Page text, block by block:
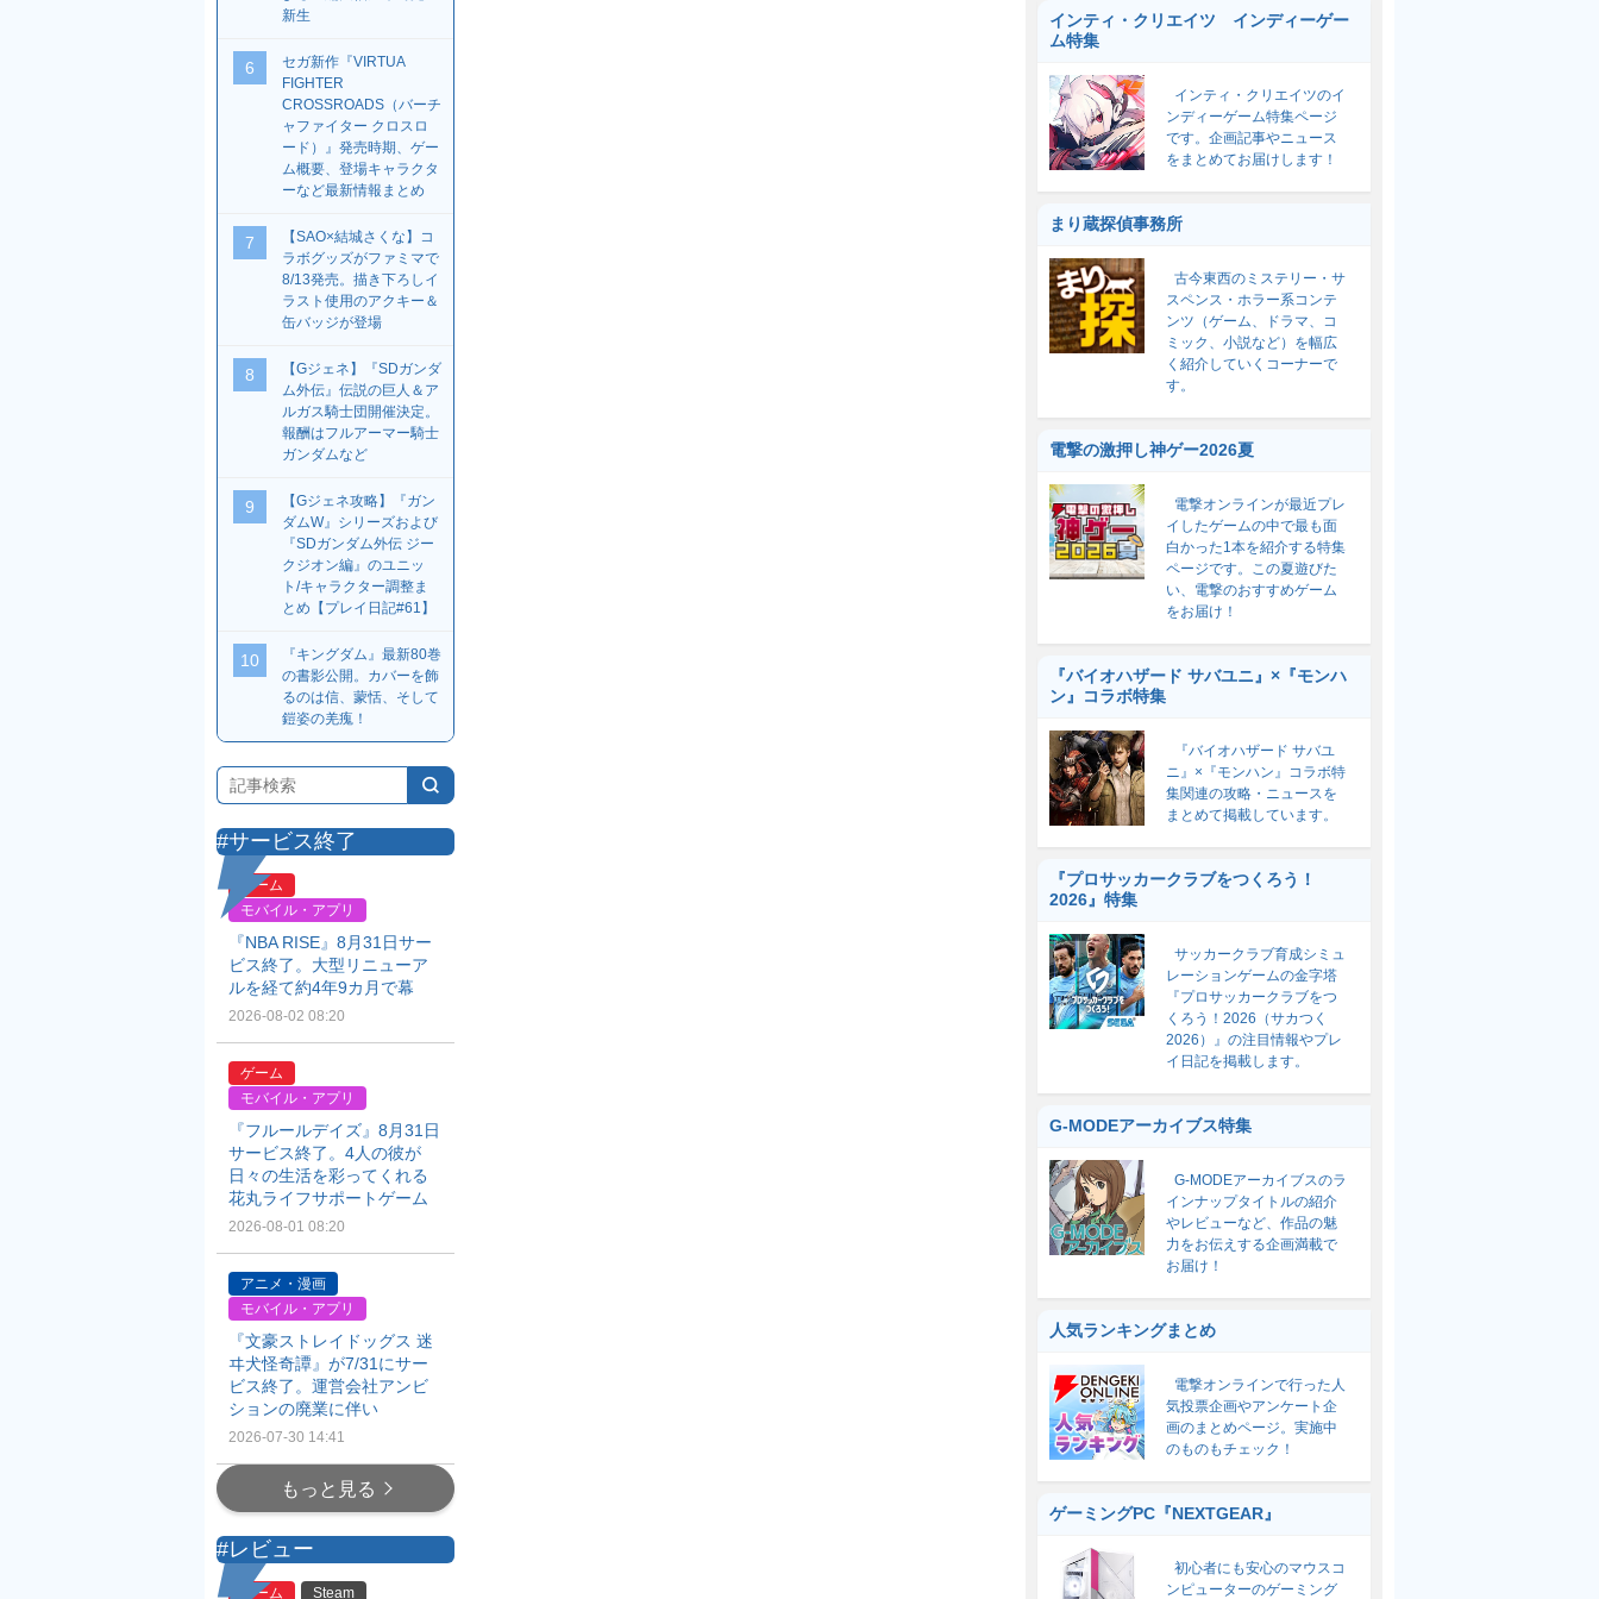
新生
6
セガ新作『VIRTUA
FIGHTER
CROSSROADS（バーチ
ャファイター クロスロ
ード）』発売時期、ゲー
ム概要、登場キャラクタ
ーなど最新情報まとめ
7
【SAO×結城さくな】コ
ラボグッズがファミマで
8/13発売。描き下ろしイ
ラスト使用のアクキー＆
缶バッジが登場
8
【Gジェネ】『SDガンダ
ム外伝』伝説の巨人＆ア
ルガス騎士団開催決定。
報酬はフルアーマー騎士
ガンダムなど
9
【Gジェネ攻略】『ガン
ダムW』シリーズおよび
『SDガンダム外伝 ジー
クジオン編』のユニッ
ト/キャラクター調整ま
とめ【プレイ日記#61】
10
『キングダム』最新80巻
の書影公開。カバーを飾
るのは信、蒙恬、そして
鎧姿の羌瘣！
#サービス終了
ゲーム
モバイル・アプリ
『NBA RISE』8月31日サー
ビス終了。大型リニューア
ルを経て約4年9カ月で幕
2026-08-02 08:20
ゲーム
モバイル・アプリ
『フルールデイズ』8月31日
サービス終了。4人の彼が
日々の生活を彩ってくれる
花丸ライフサポートゲーム
2026-08-01 08:20
アニメ・漫画
モバイル・アプリ
『文豪ストレイドッグス 迷
ヰ犬怪奇譚』が7/31にサー
ビス終了。運営会社アンビ
ションの廃業に伴い
2026-07-30 14:41
もっと見る
#レビュー
ゲーム Steam
インティ・クリエイツ インディーゲー
ム特集
インティ・クリエイツのイ
ンディーゲーム特集ページ
です。企画記事やニュース
をまとめてお届けします！
まり蔵探偵事務所
古今東西のミステリー・サ
スペンス・ホラー系コンテ
ンツ（ゲーム、ドラマ、コ
ミック、小説など）を幅広
く紹介していくコーナーで
す。
電撃の激押し神ゲー2026夏
電撃オンラインが最近プレ
イしたゲームの中で最も面
白かった1本を紹介する特集
ページです。この夏遊びた
い、電撃のおすすめゲーム
をお届け！
『バイオハザード サバユニ』×『モンハ
ン』コラボ特集
『バイオハザード サバユ
ニ』×『モンハン』コラボ特
集関連の攻略・ニュースを
まとめて掲載しています。
『プロサッカークラブをつくろう！
2026』特集
サッカークラブ育成シミュ
レーションゲームの金字塔
『プロサッカークラブをつ
くろう！2026（サカつく
2026）』の注目情報やプレ
イ日記を掲載します。
G-MODEアーカイブス特集
G-MODEアーカイブスのラ
インナップタイトルの紹介
やレビューなど、作品の魅
力をお伝えする企画満載で
お届け！
人気ランキングまとめ
電撃オンラインで行った人
気投票企画やアンケート企
画のまとめページ。実施中
のものもチェック！
ゲーミングPC『NEXTGEAR』
初心者にも安心のマウスコ
ンピューターのゲーミング